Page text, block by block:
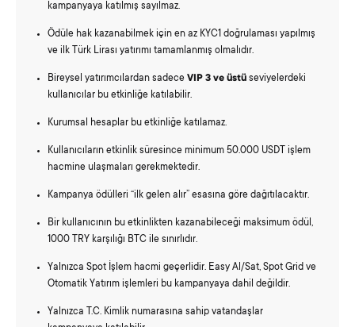
kampanyaya katılmış sayılmaz.
Ödüle hak kazanabilmek için en az KYC1 doğrulaması yapılmış
ve ilk Türk Lirası yatırımı tamamlanmış olmalıdır.
Bireysel yatırımcılardan sadece VIP 3 ve üstü seviyelerdeki
kullanıcılar bu etkinliğe katılabilir.
Kurumsal hesaplar bu etkinliğe katılamaz.
Kullanıcıların etkinlik süresince minimum 50.000 USDT işlem
hacmine ulaşmaları gerekmektedir.
Kampanya ödülleri “ilk gelen alır” esasına göre dağıtılacaktır.
Bir kullanıcının bu etkinlikten kazanabileceği maksimum ödül,
1000 TRY karşılığı BTC ile sınırlıdır.
Yalnızca Spot İşlem hacmi geçerlidir. Easy Al/Sat, Spot Grid ve
Otomatik Yatırım işlemleri bu kampanyaya dahil değildir.
Yalnızca T.C. Kimlik numarasına sahip vatandaşlar